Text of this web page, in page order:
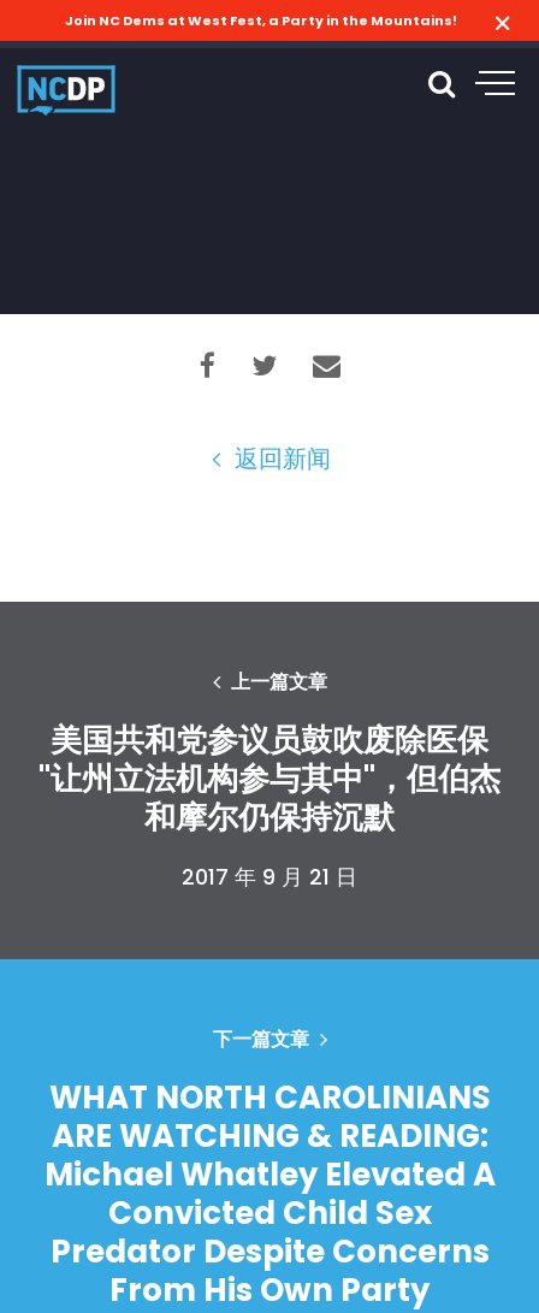
Join NC Dems at West Fest, a Party in the Mountains!
返回新闻
上一篇文章
美国共和党参议员鼓吹废除医保
"让州立法机构参与其中"，但伯杰
和摩尔仍保持沉默
2017 年 9 月 21 日
下一篇文章
WHAT NORTH CAROLINIANS
ARE WATCHING & READING:
Michael Whatley Elevated A
Convicted Child Sex
Predator Despite Concerns
From His Own Party